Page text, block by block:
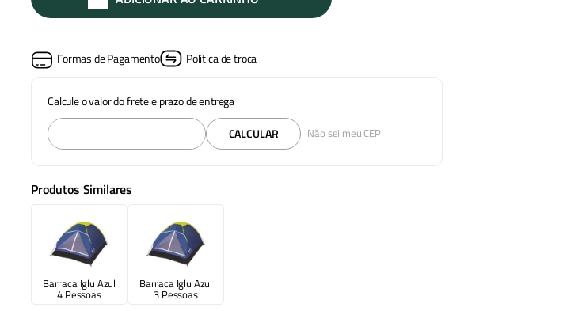
Formas de Pagamento Política de troca
Calcule o valor do frete e prazo de entrega
Não sei meu CEP
CALCULAR
Produtos Similares
Barraca Iglu Azul
4 Pessoas
Barraca Iglu Azul
3 Pessoas